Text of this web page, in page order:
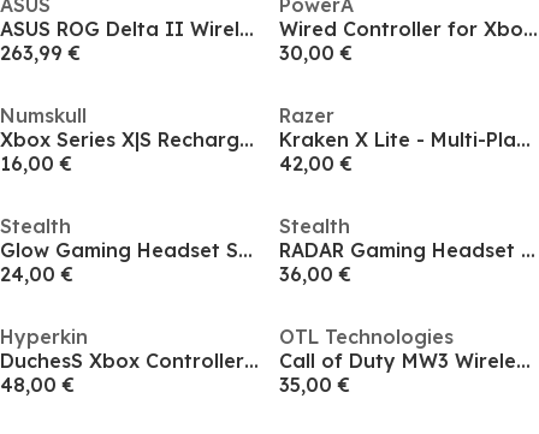
ASUS
ASUS ROG Delta II Wireless Headset
263,99 €
PowerA
Wired Controller for Xbox Series X|S - Mariner Blue
30,00 €
Numskull
Xbox Series X|S Rechargeable Battery Pack
16,00 €
Razer
Kraken X Lite - Multi-Platform Wired Headset
42,00 €
Stealth
Glow Gaming Headset Stand - Black
24,00 €
Stealth
RADAR Gaming Headset - Night Sky
36,00 €
Hyperkin
DuchesS Xbox Controller - White
48,00 €
OTL Technologies
Call of Duty MW3 Wireless ANC Black Camo
35,00 €